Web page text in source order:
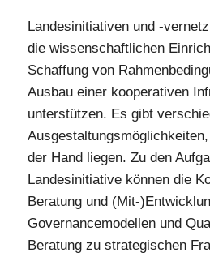
Landesinitiativen und -
die wissenschaftlichen
Schaffung von
Ausbau einer kooperativen
unterstützen. Es gibt
der Hand liegen. Zu den
Landesinitiative können die
Beratung und (Mit-
Governancemodellen und
Beratung zu strategischen